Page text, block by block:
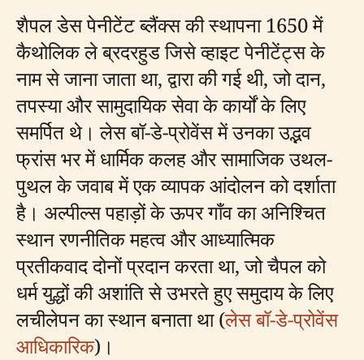
शैपल डेस पेनीटेंट ब्लैंक्स की स्थापना 1650 में
कैथोलिक ले ब्रदरहुड जिसे व्हाइट पेनीटेंट्स के
नाम से जाना जाता था, द्वारा की गई थी, जो दान,
तपस्या और सामुदायिक सेवा के कार्यों के लिए
समर्पित थे। लेस बॉ-डे-प्रोवेंस में उनका उद्भव
फ्रांस भर में धार्मिक कलह और सामाजिक उथल-
पुथल के जवाब में एक व्यापक आंदोलन को दर्शाता
है। अल्पील्स पहाड़ों के ऊपर गाँव का अनिश्चित
स्थान रणनीतिक महत्व और आध्यात्मिक
प्रतीकवाद दोनों प्रदान करता था, जो चैपल को
धर्म युद्धों की अशांति से उभरते हुए समुदाय के लिए
लचीलेपन का स्थान बनाता था (लेस बॉ-डे-प्रोवेंस
आधिकारिक)।